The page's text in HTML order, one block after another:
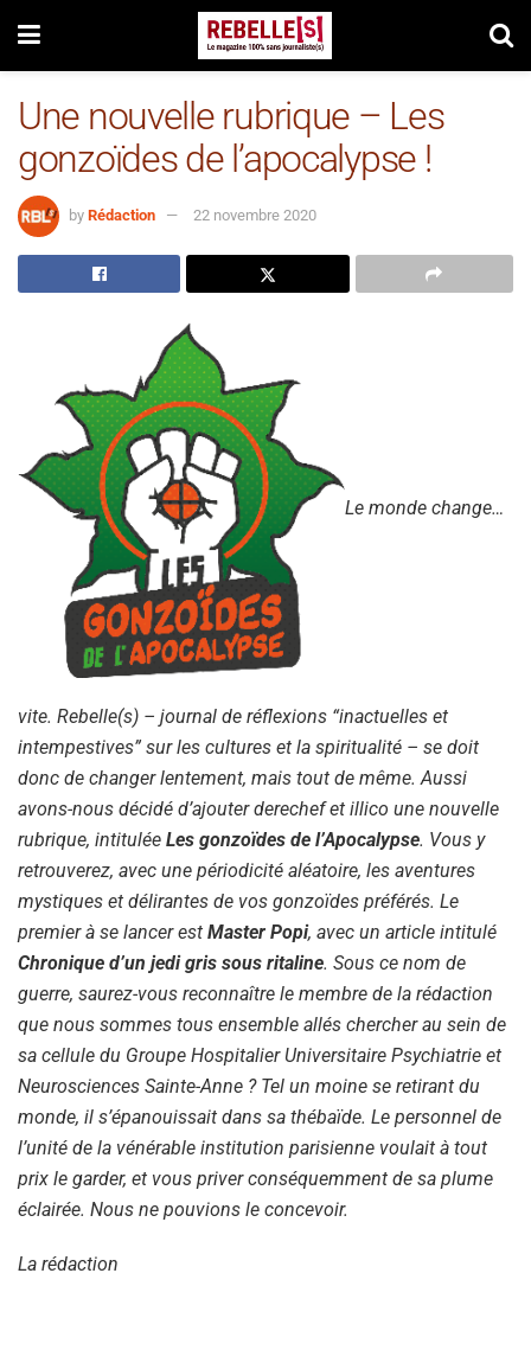
Une nouvelle rubrique – Les
gonzoïdes de l’apocalypse !
by Rédaction 22 novembre 2020
Le monde change…
vite. Rebelle(s) – journal de réflexions “inactuelles et
intempestives” sur les cultures et la spiritualité – se doit
donc de changer lentement, mais tout de même. Aussi
avons-nous décidé d’ajouter derechef et illico une nouvelle
rubrique, intitulée Les gonzoïdes de l’Apocalypse. Vous y
retrouverez, avec une périodicité aléatoire, les aventures
mystiques et délirantes de vos gonzoïdes préférés. Le
premier à se lancer est Master Popi, avec un article intitulé
Chronique d’un jedi gris sous ritaline. Sous ce nom de
guerre, saurez-vous reconnaître le membre de la rédaction
que nous sommes tous ensemble allés chercher au sein de
sa cellule du Groupe Hospitalier Universitaire Psychiatrie et
Neurosciences Sainte-Anne ? Tel un moine se retirant du
monde, il s’épanouissait dans sa thébaïde. Le personnel de
l’unité de la vénérable institution parisienne voulait à tout
prix le garder, et vous priver conséquemment de sa plume
éclairée. Nous ne pouvions le concevoir.
La rédaction